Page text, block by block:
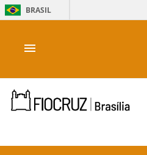
BRASIL
menu